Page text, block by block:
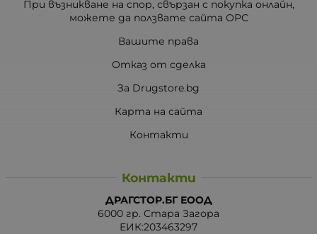
При възникване на спор, свързан с покупка онлайн,
можете да ползвате сайта ОРС
Вашите права
Отказ от сделка
За Drugstore.bg
Карта на сайта
Контакти
Контакти
ДРАГСТОР.БГ ЕООД
6000 гр. Стара Загора
ЕИК:203463297